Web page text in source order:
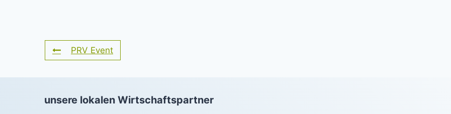
PRV Event
unsere lokalen Wirtschaftspartner